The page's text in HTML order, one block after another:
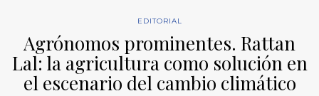
EDITORIAL
Agrónomos prominentes. Rattan
Lal: la agricultura como solución en
el escenario del cambio climático